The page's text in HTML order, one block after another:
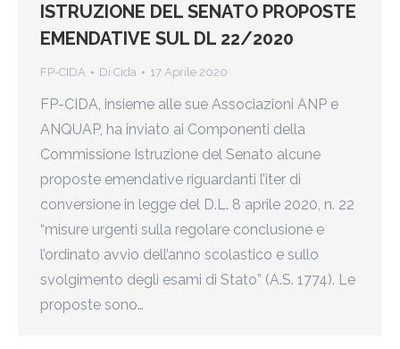
ISTRUZIONE DEL SENATO PROPOSTE
EMENDATIVE SUL DL 22/2020
FP-CIDA Di Cida 17 Aprile 2020
FP-CIDA, insieme alle sue Associazioni ANP e
ANQUAP, ha inviato ai Componenti della
Commissione Istruzione del Senato alcune
proposte emendative riguardanti l’iter di
conversione in legge del D.L. 8 aprile 2020, n. 22
“misure urgenti sulla regolare conclusione e
l’ordinato avvio dell’anno scolastico e sullo
svolgimento degli esami di Stato” (A.S. 1774). Le
proposte sono…